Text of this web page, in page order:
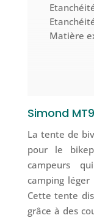
Matière
Simond
La tente de
pour le
campeurs
camping
Cette tente
grâce à des